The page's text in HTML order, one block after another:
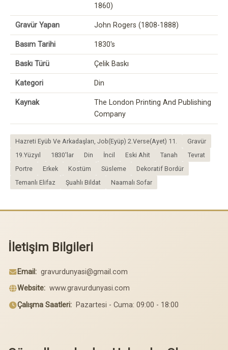
1860)
Gravür Yapan John Rogers (1808-1888)
Basım Tarihi 1830's
Baskı Türü Çelik Baskı
Kategori Din
Kaynak
The London Printing And Publishing
Company
Hazreti Eyüb Ve Arkadaşları, Job(Eyüp) 2.Verse(Ayet) 11.
Gravür
19.Yüzyıl
1830'lar Din İncil Eski Ahit Tanah
Tevrat
Portre
Erkek Kostüm Süsleme
Dekoratif Bordür
Temanlı Elifaz
Şuahlı Bildat Naamalı Sofar
İletişim Bilgileri
Email: gravurdunyasi@gmail.com
Website: www.gravurdunyasi.com
Çalışma Saatleri: Pazartesi - Cuma: 09:00 - 18:00